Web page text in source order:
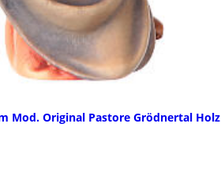
Mod. Original Pastore Grödnertal Holz